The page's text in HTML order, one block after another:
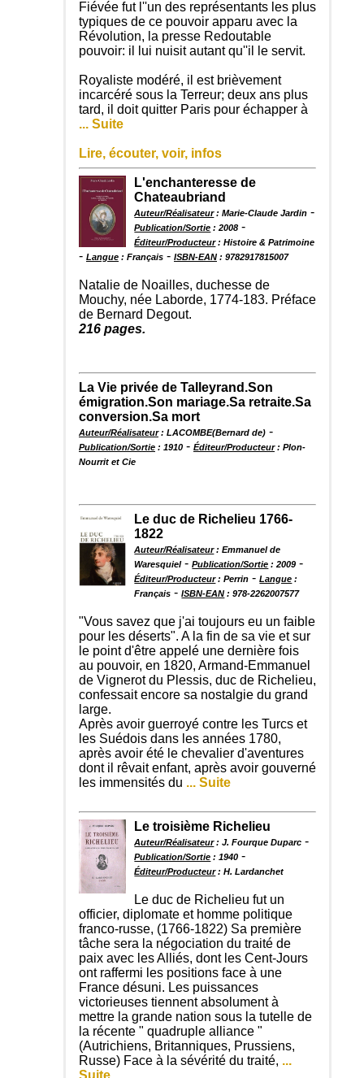
Fiévée fut l''un des représentants les plus
typiques de ce pouvoir apparu avec la
Révolution, la presse Redoutable
pouvoir: il lui nuisit autant qu''il le servit.
Royaliste modéré, il est brièvement
incarcéré sous la Terreur; deux ans plus
tard, il doit quitter Paris pour échapper à
... Suite
Lire, écouter, voir, infos
L'enchanteresse de
Chateaubriand
Auteur/Réalisateur: Marie-Claude Jardin -
Publication/Sortie : 2008 -
Éditeur/Producteur: Histoire & Patrimoine
- Langue : Français - ISBN-EAN : 9782917815007
Natalie de Noailles, duchesse de
Mouchy, née Laborde, 1774-183. Préface
de Bernard Degout.
216 pages.
La Vie privée de Talleyrand.Son
émigration.Son mariage.Sa retraite.Sa
conversion.Sa mort
Auteur/Réalisateur: LACOMBE(Bernard de) -
Publication/Sortie : 1910 - Éditeur/Producteur: Plon-
Nourrit et Cie
Le duc de Richelieu 1766-
1822
Auteur/Réalisateur: Emmanuel de
Waresquiel-Publication/Sortie : 2009 -
Éditeur/Producteur: Perrin -Langue :
Français -ISBN-EAN : 978-2262007577
"Vous savez que j'ai toujours eu un faible
pour les déserts". A la fin de sa vie et sur
le point d'être appelé une dernière fois
au pouvoir, en 1820, Armand-Emmanuel
de Vignerot du Plessis, duc de Richelieu,
confessait encore sa nostalgie du grand
large.
Après avoir guerroyé contre les Turcs et
les Suédois dans les années 1780,
après avoir été le chevalier d'aventures
dont il rêvait enfant, après avoir gouverné
les immensités du ... Suite
Le troisième Richelieu
Auteur/Réalisateur: J. Fourque Duparc -
Publication/Sortie : 1940 -
Éditeur/Producteur: H. Lardanchet
Le duc de Richelieu fut un
officier, diplomate et homme politique
franco-russe, (1766-1822) Sa première
tâche sera la négociation du traité de
paix avec les Alliés, dont les Cent-Jours
ont raffermi les positions face à une
France désuni. Les puissances
victorieuses tiennent absolument à
mettre la grande nation sous la tutelle de
la récente " quadruple alliance "
(Autrichiens, Britanniques, Prussiens,
Russe) Face à la sévérité du traité, ...
Suite